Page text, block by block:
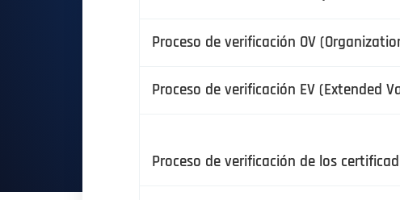
Proceso de verificación OV
Proceso de verificación EV (Extended
Proceso de verificación de los